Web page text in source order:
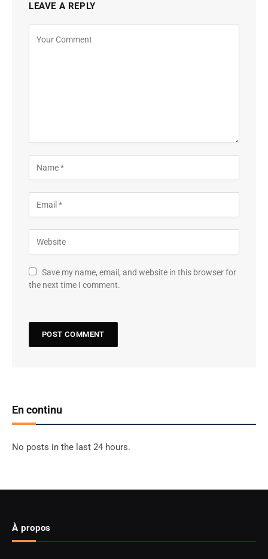
LEAVE A REPLY
Save my name, email, and website in this browser for
the next time I comment.
En continu
No posts in the last 24 hours.
À propos